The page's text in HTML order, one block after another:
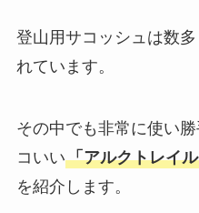
登山用サコッシュは数
れています。
その中でも非常に使い
コいい「アルクトレイ
を紹介します。